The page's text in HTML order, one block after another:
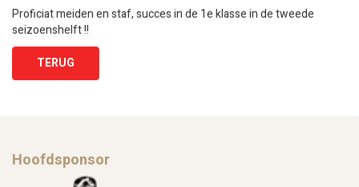
Proficiat meiden en staf, succes in de 1e klasse in de tweede
seizoenshelft !!
TERUG
Hoofdsponsor